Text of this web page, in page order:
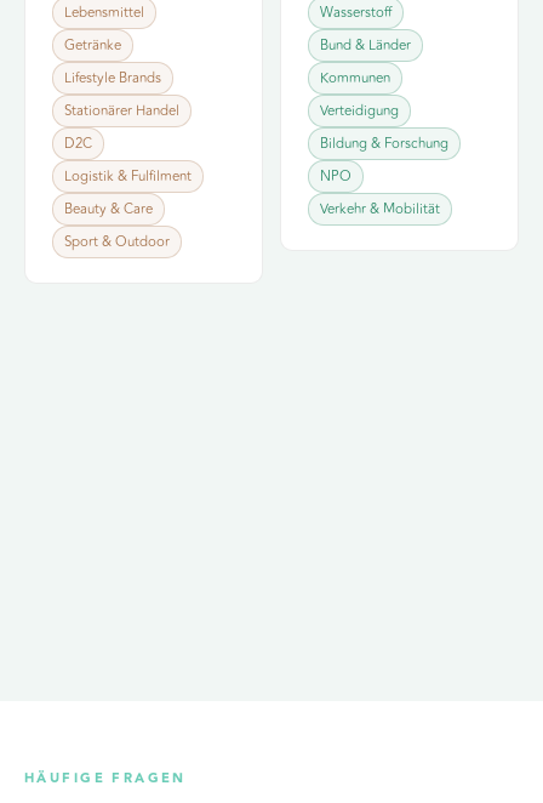
Lebensmittel
Getränke
Lifestyle Brands
Stationärer Handel
D2C
Logistik & Fulfilment
Beauty & Care
Sport & Outdoor
Konsum &
— kuratiert vom
WLA-Netzwerk.
Berater
finden
→
13
TAGS
Wasserstoff
Bund & Länder
Kommunen
Verteidigung
Bildung & Forschung
NPO
Verkehr & Mobilität
Energie &
— kuratiert vom
WLA-Netzwerk.
→
12
TAGS
HÄUFIGE FRAGEN